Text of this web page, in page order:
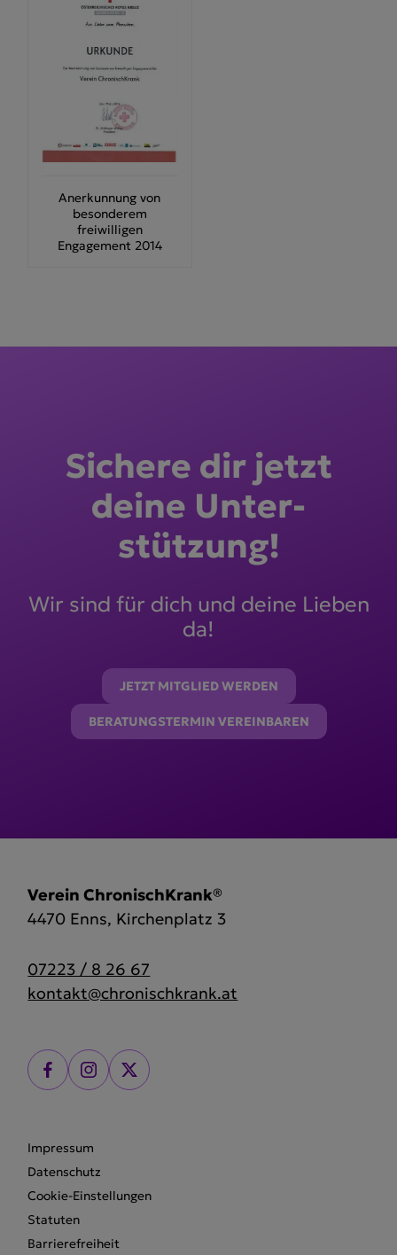
Anerkunnung von
besonderem
freiwilligen
Engagement 2014
Sichere dir jetzt
deine Unter­
stützung!
Wir sind für dich und deine Lieben
da!
JETZT MITGLIED WERDEN
BERATUNGSTERMIN VEREINBAREN
Verein ChronischKrank®
4470 Enns, Kirchenplatz 3
07223 / 8 26 67
kontakt@chronischkrank.at
Impressum
Datenschutz
Cookie-Einstellungen
Statuten
Barrierefreiheit